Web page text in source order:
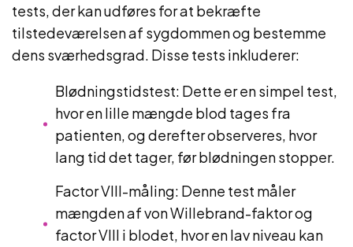
tests, der kan udføres for at bekræfte
tilstedeværelsen af sygdommen og bestemme
dens sværhedsgrad. Disse tests inkluderer:
Blødningstidstest: Dette er en simpel test,
hvor en lille mængde blod tages fra
patienten, og derefter observeres, hvor
lang tid det tager, før blødningen stopper.
Factor VIII-måling: Denne test måler
mængden af ​​von Willebrand-faktor og
factor VIII i blodet, hvor en lav niveau kan